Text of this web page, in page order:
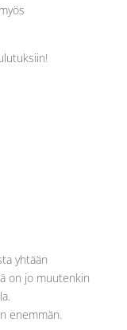
yhtään
on jo muutenkin
enemmän.